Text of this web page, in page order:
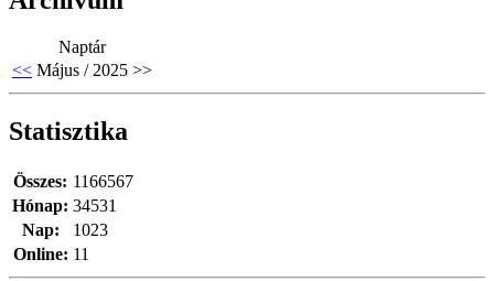
Naptár
<< Május / 2025 >>
Statisztika
Online: 11
Összes: 1166567
Hónap: 34531
Nap:
1023